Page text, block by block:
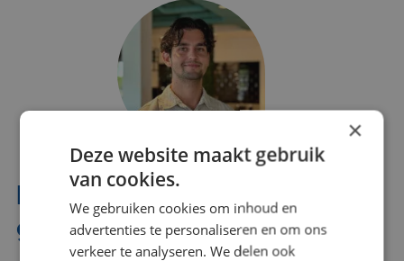
Interesse? Benno helpt je
graag verder!
×
Deze website maakt gebruik
van cookies.
We gebruiken cookies om inhoud en
advertenties te personaliseren en om ons
verkeer te analyseren. We delen ook